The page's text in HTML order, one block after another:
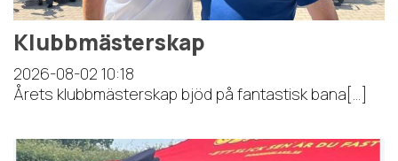
Klubbmästerskap
2026-08-02 10:18
Årets klubbmästerskap bjöd på fantastisk bana[...]